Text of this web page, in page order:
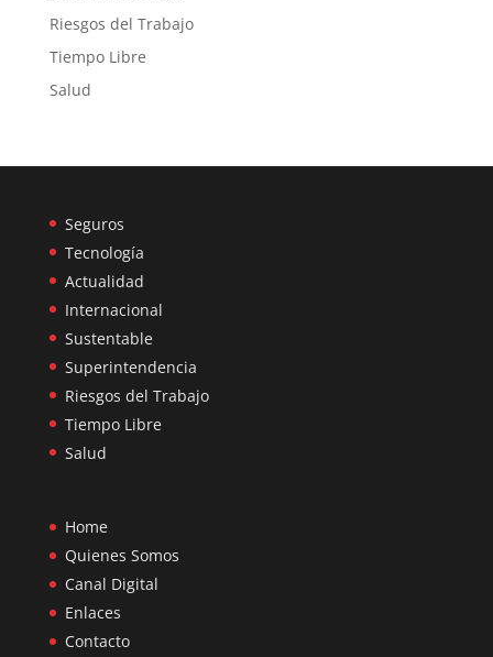
Riesgos del Trabajo
Tiempo Libre
Salud
Seguros
Tecnología
Actualidad
Internacional
Sustentable
Superintendencia
Riesgos del Trabajo
Tiempo Libre
Salud
Home
Quienes Somos
Canal Digital
Enlaces
Contacto